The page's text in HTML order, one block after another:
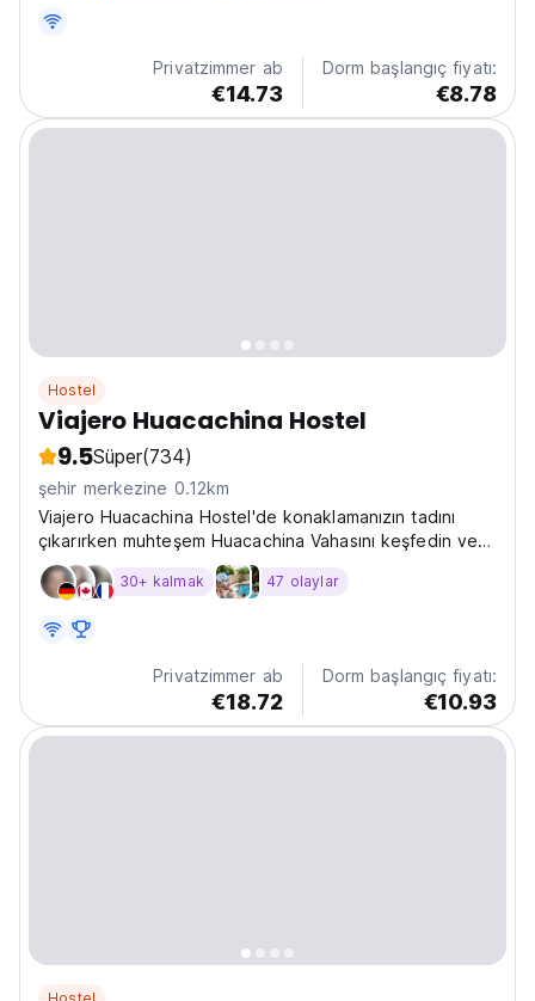
Privatzimmer ab
€14.73
Dorm başlangıç fiyatı:
€8.78
Hostel
Viajero Huacachina Hostel
9.5Süper(734)
şehir merkezine 0.12km
Viajero Huacachina Hostel'de konaklamanızın tadını
çıkarırken muhteşem Huacachina Vahasını keşfedin ve
keşfedin.
30+ kalmak 47 olaylar
Privatzimmer ab
€18.72
Dorm başlangıç fiyatı:
€10.93